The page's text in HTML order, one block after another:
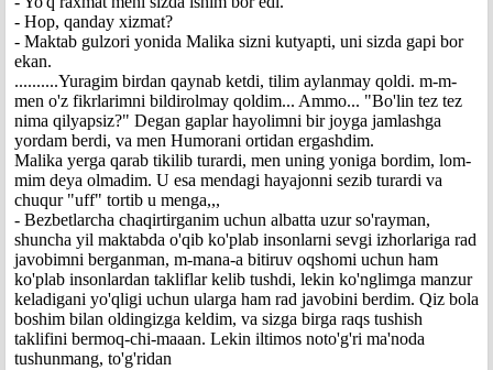
- Hop, qanday xizmat?
- Maktab gulzori yonida Malika sizni kutyapti, uni sizda gapi bor
ekan.
..........Yuragim birdan qaynab ketdi, tilim aylanmay qoldi. m-m-
men o'z fikrlarimni bildirolmay qoldim... Ammo... "Bo'lin tez tez
nima qilyapsiz?" Degan gaplar hayolimni bir joyga jamlashga
yordam berdi, va men Humorani ortidan ergashdim.
Malika yerga qarab tikilib turardi, men uning yoniga bordim, lom-
mim deya olmadim. U esa mendagi hayajonni sezib turardi va
chuqur "uff" tortib u menga,,,
- Bezbetlarcha chaqirtirganim uchun albatta uzur so'rayman,
shuncha yil maktabda o'qib ko'plab insonlarni sevgi izhorlariga rad
javobimni berganman, m-mana-a bitiruv oqshomi uchun ham
ko'plab insonlardan takliflar kelib tushdi, lekin ko'nglimga manzur
keladigani yo'qligi uchun ularga ham rad javobini berdim. Qiz bola
boshim bilan oldingizga keldim, va sizga birga raqs tushish
taklifini bermoq-chi-maaan. Lekin iltimos noto'g'ri ma'noda
tushunmang, to'g'ridan